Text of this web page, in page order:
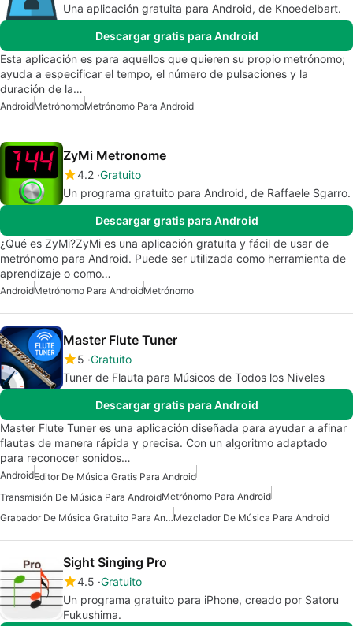
Una aplicación gratuita para Android, de Knoedelbart.
Descargar gratis para Android
Esta aplicación es para aquellos que quieren su propio metrónomo;
ayuda a especificar el tempo, el número de pulsaciones y la
duración de la…
AndroidMetrónomoMetrónomo Para Android
ZyMi Metronome
4.2 Gratuito
Un programa gratuito para Android, de Raffaele Sgarro.
Descargar gratis para Android
¿Qué es ZyMi?ZyMi es una aplicación gratuita y fácil de usar de
metrónomo para Android. Puede ser utilizada como herramienta de
aprendizaje o como…
AndroidMetrónomo Para AndroidMetrónomo
Master Flute Tuner
5 Gratuito
Tuner de Flauta para Músicos de Todos los Niveles
Descargar gratis para Android
Master Flute Tuner es una aplicación diseñada para ayudar a afinar
flautas de manera rápida y precisa. Con un algoritmo adaptado
para reconocer sonidos…
AndroidEditor De Música Gratis Para Android
Transmisión De Música Para AndroidMetrónomo Para Android
Grabador De Música Gratuito Para AndroidMezclador De Música Para Android
Sight Singing Pro
4.5 Gratuito
Un programa gratuito para iPhone, creado por Satoru
Fukushima.